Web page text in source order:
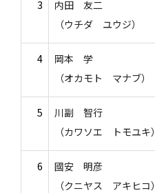
3
内田 友二
（ウチダ ユウジ）
4
岡本 学
（オカモト マナブ）
5
川副 智行
（カワソエ トモユキ）
6
國安 明彦
（クニヤス アキヒコ）